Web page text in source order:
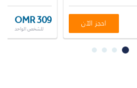
OMR 309
للشخص الواحد
احجز الآن